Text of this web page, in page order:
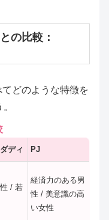
の比較：
どのような特徴を
ディ PJ
/ 若
経済力のある男
性 / 美意識の高
い女性